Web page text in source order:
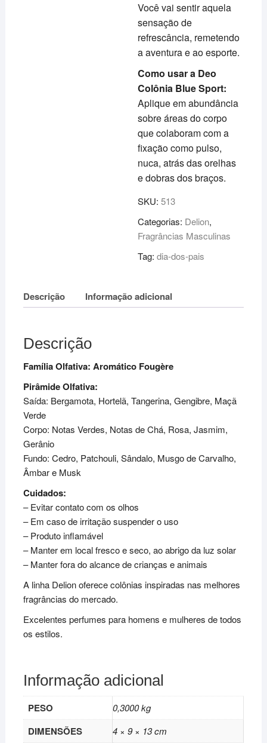
Você vai sentir aquela
sensação de
refrescância, remetendo
a aventura e ao esporte.
Como usar a Deo
Colônia Blue Sport:
Aplique em abundância
sobre áreas do corpo
que colaboram com a
fixação como pulso,
nuca, atrás das orelhas
e dobras dos braços.
SKU:513
Categorias: Delion,
Fragrâncias Masculinas
Tag:dia-dos-pais
Descrição Informação adicional
Descrição
Família Olfativa: Aromático Fougère
Pirâmide Olfativa:
Saída: Bergamota, Hortelã, Tangerina, Gengibre, Maçã
Verde
Corpo: Notas Verdes, Notas de Chá, Rosa, Jasmim,
Gerânio
Fundo: Cedro, Patchouli, Sândalo, Musgo de Carvalho,
Âmbar e Musk
Cuidados:
– Evitar contato com os olhos
– Em caso de irritação suspender o uso
– Produto inflamável
– Manter em local fresco e seco, ao abrigo da luz solar
– Manter fora do alcance de crianças e animais
A linha Delion oferece colônias inspiradas nas melhores
fragrâncias do mercado.
Excelentes perfumes para homens e mulheres de todos
os estilos.
Informação adicional
PESO 0,3000 kg
DIMENSÕES 4 × 9 × 13 cm